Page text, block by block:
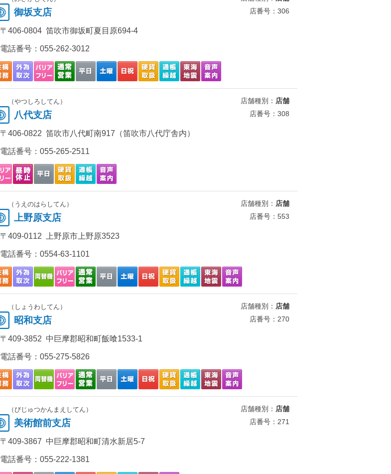
御坂支店
店番号：306
〒406-0804 笛吹市御坂町夏目原694-4
電話番号： 055-262-3012
（やつしろしてん）
八代支店
店舗種別： 店舗
店番号：308
〒406-0822 笛吹市八代町南917（笛吹市八代庁舎内）
電話番号： 055-265-2511
（うえのはらしてん）
上野原支店
店舗種別： 店舗
店番号：553
〒409-0112 上野原市上野原3523
電話番号： 0554-63-1101
（しょうわしてん）
昭和支店
店舗種別： 店舗
店番号：270
〒409-3852 中巨摩郡昭和町飯喰1533-1
電話番号： 055-275-5826
（びじゅつかんまえしてん）
美術館前支店
店舗種別： 店舗
店番号：271
〒409-3867 中巨摩郡昭和町清水新居5-7
電話番号： 055-222-1381